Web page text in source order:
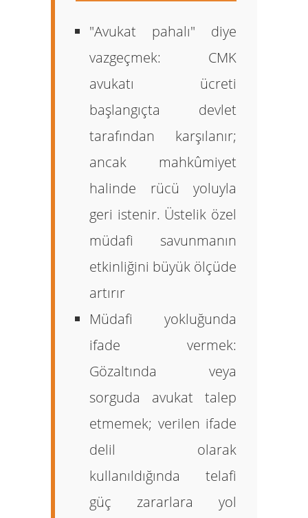
"Avukat pahalı" diye
vazgeçmek: CMK
avukatı ücreti
başlangıçta devlet
tarafından karşılanır;
ancak mahkûmiyet
halinde rücü yoluyla
geri istenir. Üstelik özel
müdafi savunmanın
etkinliğini büyük ölçüde
artırır
Müdafi yokluğunda
ifade vermek:
Gözaltında veya
sorguda avukat talep
etmemek; verilen ifade
delil olarak
kullanıldığında telafi
güç zararlara yol